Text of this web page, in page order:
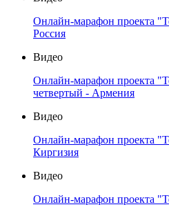
Онлайн-марафон проекта
Россия
Видео
Онлайн-марафон проекта
четвертый - Армения
Видео
Онлайн-марафон проекта
Киргизия
Видео
Онлайн-марафон проекта